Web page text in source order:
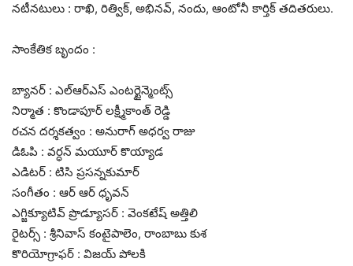
నటీనటులు : రాఖి, రిత్విక్, అభినవ్, నందు, ఆంటోనీ కార్తిక్ తదితరులు.
సాంకేతిక బృందం :
బ్యానర్ : ఎల్ఆర్ఎస్ ఎంటర్టైన్మెంట్స్
నిర్మాత : కొండాపూర్ లక్ష్మీకాంత్ రెడ్డి
రచన దర్శకత్వం : అనురాగ్ అధర్వ రాజు
డిఓపి : వర్ధన్ మయూర్ కొయ్యాడ
ఎడిటర్ : టిసి ప్రసన్నకుమార్
సంగీతం : ఆర్ ఆర్ ధృవన్
ఎగ్జిక్యూటివ్ ప్రొడ్యూసర్ : వెంకటేష్ అత్తిలి
రైటర్స్ : శ్రీనివాస్ కంటైపాలెం, రాంబాబు కుశ
కొరియోగ్రాఫర్ : విజయ్ పోలకి